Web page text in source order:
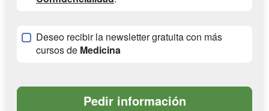
Deseo recibir la newsletter gratuita con más
cursos de Medicina